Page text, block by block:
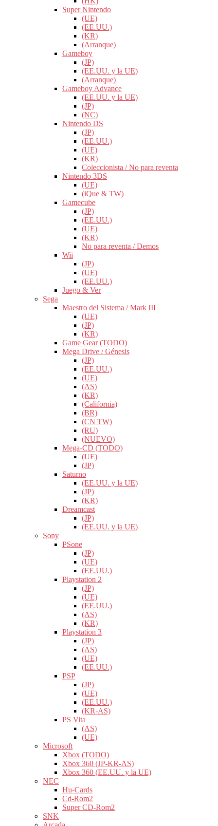
Super Nintendo
(UE)
(EE.UU.)
(KR)
(Arranque)
Gameboy
(JP)
(EE.UU. y la UE)
(Arranque)
Gameboy Advance
(EE.UU. y la UE)
(JP)
(NC)
Nintendo DS
(JP)
(EE.UU.)
(UE)
(KR)
Coleccionista / No para reventa
Nintendo 3DS
(UE)
(iQue & TW)
Gamecube
(JP)
(EE.UU.)
(UE)
(KR)
No para reventa / Demos
Wii
(JP)
(UE)
(EE.UU.)
Juego & Ver
Sega
Maestro del Sistema / Mark III
(UE)
(JP)
(KR)
Game Gear (TODO)
Mega Drive / Génesis
(JP)
(EE.UU.)
(UE)
(AS)
(KR)
(California)
(BR)
(CN TW)
(RU)
(NUEVO)
Mega-CD (TODO)
(UE)
(JP)
Saturno
(EE.UU. y la UE)
(JP)
(KR)
Dreamcast
(JP)
(EE.UU. y la UE)
Sony
PSone
(JP)
(UE)
(EE.UU.)
Playstation 2
(JP)
(UE)
(EE.UU.)
(AS)
(KR)
Playstation 3
(JP)
(AS)
(UE)
(EE.UU.)
PSP
(JP)
(UE)
(EE.UU.)
(KR-AS)
PS Vita
(AS)
(UE)
Microsoft
Xbox (TODO)
Xbox 360 (JP-KR-AS)
Xbox 360 (EE.UU. y la UE)
NEC
Hu-Cards
Cd-Rom2
Super CD-Rom2
SNK